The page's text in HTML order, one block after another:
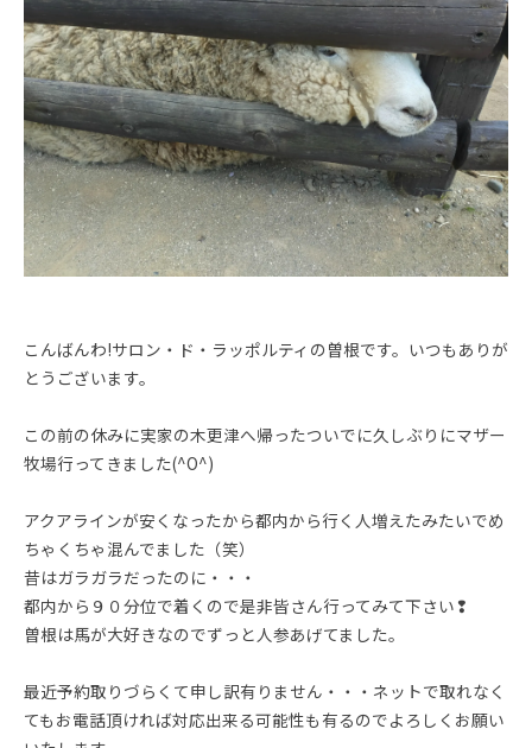
こんばんわ!サロン・ド・ラッポルティの曽根です。いつもありが
とうございます。
この前の休みに実家の木更津へ帰ったついでに久しぶりにマザー
牧場行ってきました(^O^)
アクアラインが安くなったから都内から行く人増えたみたいでめ
ちゃくちゃ混んでました（笑）
昔はガラガラだったのに・・・
都内から９０分位で着くので是非皆さん行ってみて下さい❢
曽根は馬が大好きなのでずっと人参あげてました。
最近予約取りづらくて申し訳有りません・・・ネットで取れなく
てもお電話頂ければ対応出来る可能性も有るのでよろしくお願い